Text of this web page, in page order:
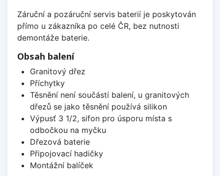
Záruční a pozáruční servis baterií je poskytován
přímo u zákazníka po celé ČR, bez nutnosti
demontáže baterie.
Obsah balení
Granitový dřez
Příchytky
Těsnění není součástí balení, u granitových
dřezů se jako těsnění používá silikon
Výpusť 3 1/2, sifon pro úsporu místa s
odbočkou na myčku
Dřezová baterie
Připojovací hadičky
Montážní balíček